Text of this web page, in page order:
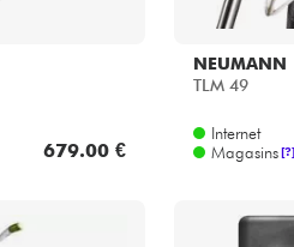
679.00 €
NEUMANN
TLM 49
Internet
Magasins[?]